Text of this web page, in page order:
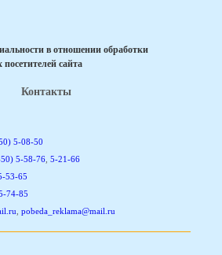
в отношении обработки
сайта
Контакты
5-08-50
5-58-76, 5-21-66
53-65
74-85
, pobeda_reklama@mail.ru